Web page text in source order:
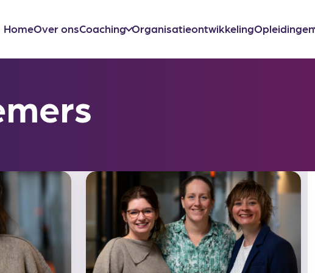
HomeOver onsCoaching OrganisatieontwikkelingOpleidingen